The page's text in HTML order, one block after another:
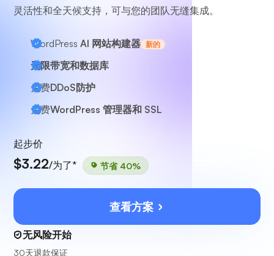
灵活性和全天候支持，可与您的团队无缝集成。
WordPress AI 网站构建器 新的
无限带宽和数据库
免费DDoS防护
免费WordPress 管理器和 SSL
起步价
$3.22/为了* 节省 40%
查看方案
无风险开始
30天退款保证